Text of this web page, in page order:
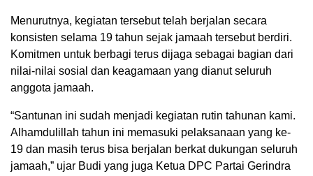
Menurutnya, kegiatan tersebut telah berjalan secara
konsisten selama 19 tahun sejak jamaah tersebut berdiri.
Komitmen untuk berbagi terus dijaga sebagai bagian dari
nilai-nilai sosial dan keagamaan yang dianut seluruh
anggota jamaah.
“Santunan ini sudah menjadi kegiatan rutin tahunan kami.
Alhamdulillah tahun ini memasuki pelaksanaan yang ke-
19 dan masih terus bisa berjalan berkat dukungan seluruh
jamaah,” ujar Budi yang juga Ketua DPC Partai Gerindra